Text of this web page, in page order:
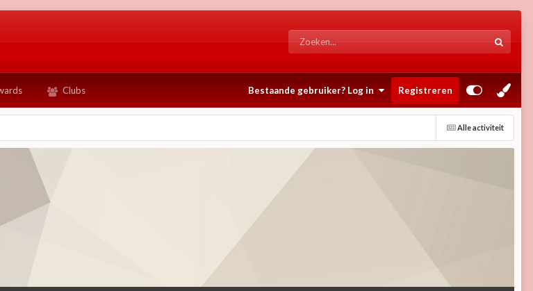
Clubs Bestaande gebruiker? Log in Registreren
Alle activiteit